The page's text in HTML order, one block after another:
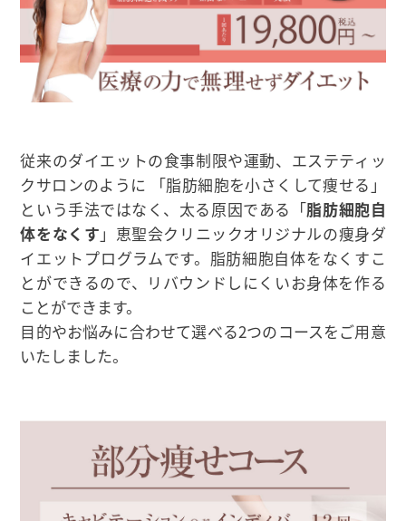
従来のダイエットの食事制限や運動、エステティッ
クサロンのように 「脂肪細胞を小さくして痩せる」
という手法ではなく、太る原因である「脂肪細胞自
体をなくす 」恵聖会クリニックオリジナルの痩身ダ
イエットプログラムです。脂肪細胞自体をなくすこ
とができるので、リバウンドしにくいお身体を作る
ことができます。
目的やお悩みに合わせて選べる2つのコースをご用意
いたしました。